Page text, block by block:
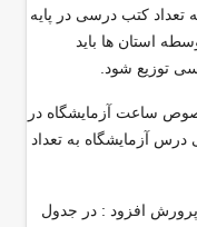
کتب درسی در پایه
استان ها باید
توزیع شود
ساعت آزمایشگاه در
آزمایشگاه به تعداد
افزود : در جدول